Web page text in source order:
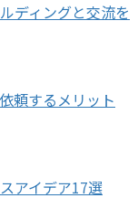
ディングと交流を
頼するメリット
アイデア17選